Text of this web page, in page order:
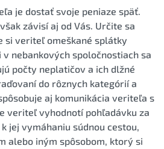
je dostať svoje peniaze späť.
závisí aj od Vás. Určite sa
si veriteľ omeškané splátky
v nebankových spoločnostiach sa
počty neplatičov a ich dlžné
do rôznych kategórií a
aj komunikácia veriteľa s
veriteľ vyhodnotí pohľadávku za
jej vymáhaniu súdnou cestou,
alebo iným spôsobom, ktorý si